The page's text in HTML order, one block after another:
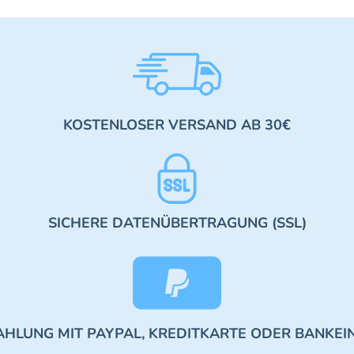
KOSTENLOSER VERSAND AB 30€
SICHERE DATENÜBERTRAGUNG (SSL)
MIT PAYPAL, KREDITKARTE ODER